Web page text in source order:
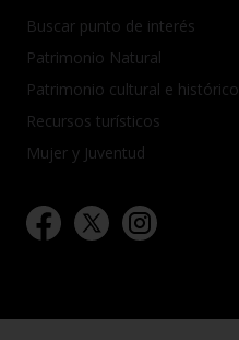
Buscar punto de interés
Patrimonio Natural
Patrimonio cultural e histórico
Recursos turísticos
Mujer y Juventud